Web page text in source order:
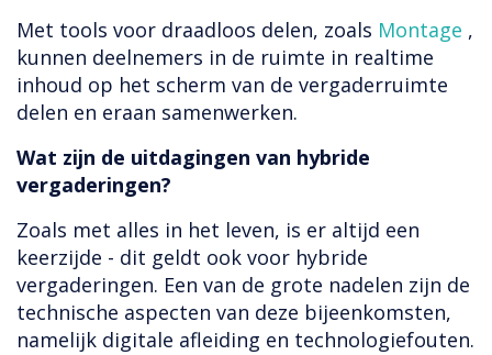
Met tools voor draadloos delen, zoals Montage ,
kunnen deelnemers in de ruimte in realtime
inhoud op het scherm van de vergaderruimte
delen en eraan samenwerken.
Wat zijn de uitdagingen van hybride
vergaderingen?
Zoals met alles in het leven, is er altijd een
keerzijde - dit geldt ook voor hybride
vergaderingen. Een van de grote nadelen zijn de
technische aspecten van deze bijeenkomsten,
namelijk digitale afleiding en technologiefouten.